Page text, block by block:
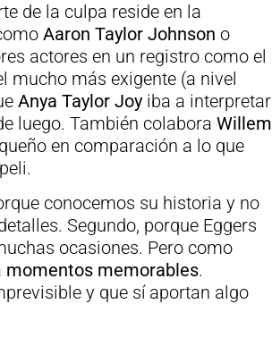
de la culpa reside en la
Aaron Taylor Johnson o
actores en un registro como el
mucho más exigente (a nivel
Anya Taylor Joyiba a interpretar
luego. También colabora Willem
en comparación a lo que
conocemos su historia y no
Segundo, porque Eggers
ocasiones. Pero como
momentos memorables.
y que sí aportan algo